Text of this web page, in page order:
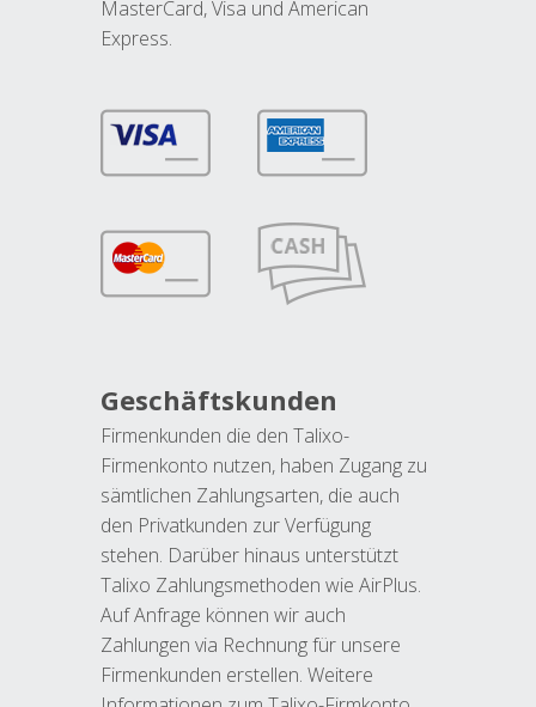
MasterCard, Visa und American
Express.
Geschäftskunden
Firmenkunden die den Talixo-
Firmenkonto nutzen, haben Zugang zu
sämtlichen Zahlungsarten, die auch
den Privatkunden zur Verfügung
stehen. Darüber hinaus unterstützt
Talixo Zahlungsmethoden wie AirPlus.
Auf Anfrage können wir auch
Zahlungen via Rechnung für unsere
Firmenkunden erstellen. Weitere